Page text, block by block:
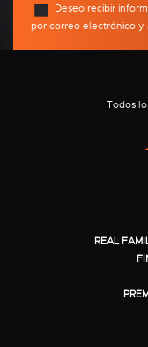
Deseo recibir
por correo electrónico y
Todos
REAL